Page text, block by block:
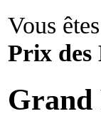
Vous
Prix des
Grand